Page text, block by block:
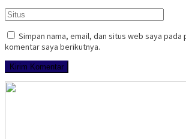
Simpan nama, email, dan situs web saya pada
komentar saya berikutnya.